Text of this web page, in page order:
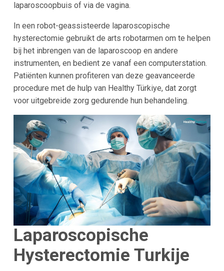
laparoscoopbuis of via de vagina.
In een robot-geassisteerde laparoscopische
hysterectomie gebruikt de arts robotarmen om te helpen
bij het inbrengen van de laparoscoop en andere
instrumenten, en bedient ze vanaf een computerstation.
Patiënten kunnen profiteren van deze geavanceerde
procedure met de hulp van Healthy Türkiye, dat zorgt
voor uitgebreide zorg gedurende hun behandeling.
Laparoscopische
Hysterectomie Turkije